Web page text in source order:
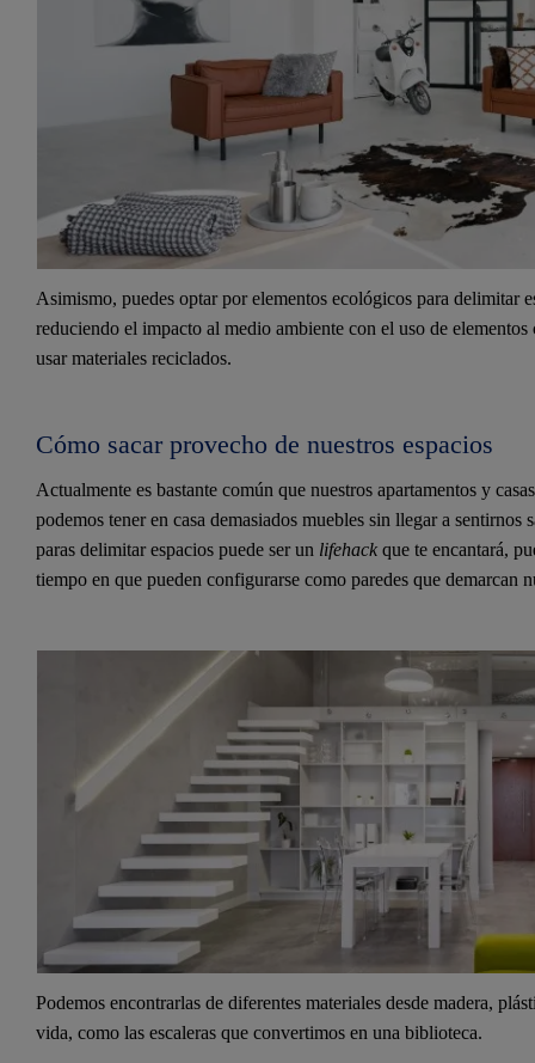
Asimismo, puedes optar por elementos ecológicos para delimitar
reduciendo el impacto al medio ambiente con el uso de
usar materiales reciclados.
Cómo sacar provecho de nuestros espacios
Actualmente es bastante común que nuestros apartamentos y
podemos tener en casa demasiados muebles sin llegar a
paras delimitar espacios puede ser un lifehack que te encantará,
tiempo en que pueden configurarse como paredes que demarcan
Podemos encontrarlas de diferentes materiales desde madera,
vida, como las escaleras que convertimos en una biblioteca.